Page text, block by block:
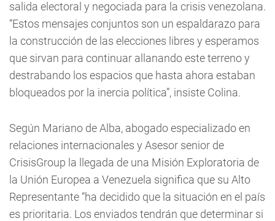
salida electoral y negociada para la crisis venezolana.
“Estos mensajes conjuntos son un espaldarazo para
la construcción de las elecciones libres y esperamos
que sirvan para continuar allanando este terreno y
destrabando los espacios que hasta ahora estaban
bloqueados por la inercia política”, insiste Colina.
Según Mariano de Alba, abogado especializado en
relaciones internacionales y Asesor senior de
CrisisGroup la llegada de una Misión Exploratoria de
la Unión Europea a Venezuela significa que su Alto
Representante “ha decidido que la situación en el país
es prioritaria. Los enviados tendrán que determinar si